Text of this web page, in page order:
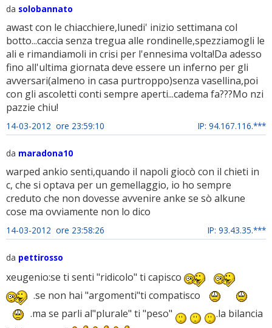
da solobannato
awast con le chiacchiere,lunedi' inizio settimana col
botto...caccia senza tregua alle rondinelle,spezziamogli le
ali e rimandiamoli in crisi per l'ennesima volta!Da adesso
fino all'ultima giornata deve essere un inferno per gli
avversari(almeno in casa purtroppo)senza vasellina,poi
con gli ascoletti conti sempre aperti...cadema fa???Mo nzi
pazzie chiu!
14-03-2012 ore 23:59:10 IP: 94.167.116.***
da maradona10
warped ankio senti,quando il napoli giocò con il chieti in
c, che si optava per un gemellaggio, io ho sempre
creduto che non dovesse avvenire anke se sò alkune
cose ma ovviamente non lo dico
14-03-2012 ore 23:58:26 IP: 93.43.35.***
da pettirosso
xeugenio:se ti senti "ridicolo" ti capisco
.se non hai "argomenti"ti compatisco
.ma se parli al"plurale" ti "peso"
.la bilancia